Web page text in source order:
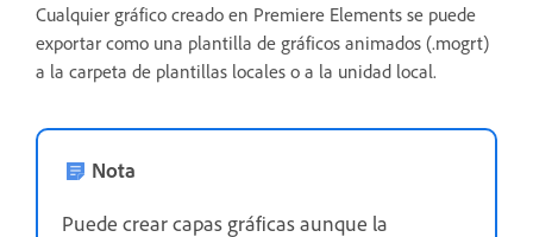
Cualquier gráfico creado en Premiere Elements se puede
exportar como una plantilla de gráficos animados (.mogrt)
a la carpeta de plantillas locales o a la unidad local.
Nota
Puede crear capas gráficas aunque la